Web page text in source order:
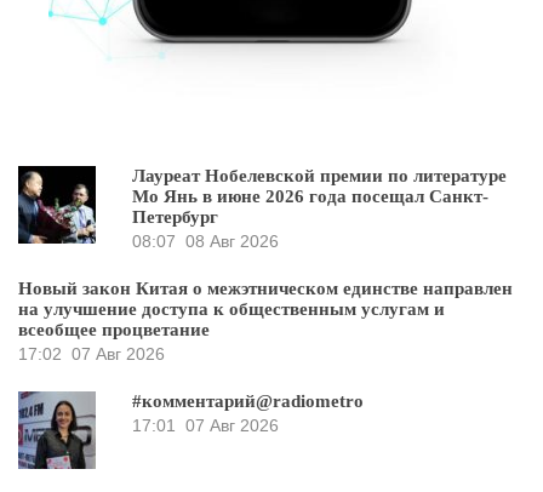
Лауреат Нобелевской премии по литературе
Мо Янь в июне 2026 года посещал Санкт-
Петербург
08:07 08 Авг 2026
Новый закон Китая о межэтническом единстве направлен
на улучшение доступа к общественным услугам и
всеобщее процветание
17:02 07 Авг 2026
#комментарий@radiometro
17:01 07 Авг 2026